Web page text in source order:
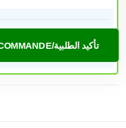
CONFIRMER LA COMMANDE/تأكيد الطلبية